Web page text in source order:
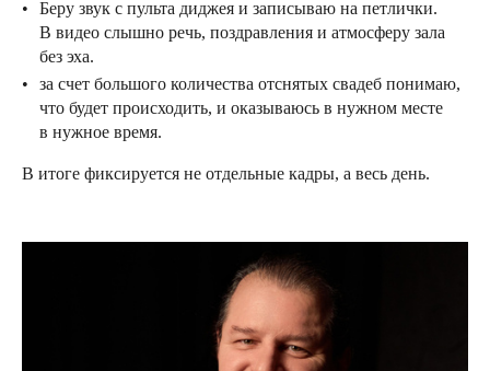
Беру звук с пульта диджея и записываю на петлички.
В видео слышно речь, поздравления и атмосферу зала
без эха.
за счет большого количества отснятых свадеб понимаю,
что будет происходить, и оказываюсь в нужном месте
в нужное время.
В итоге фиксируется не отдельные кадры, а весь день.